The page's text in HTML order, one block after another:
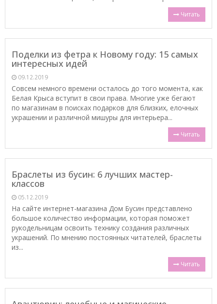
Читать
Поделки из фетра к Новому году: 15 самых
интересных идей
09.12.2019
Совсем немного времени осталось до того момента, как
Белая Крыса вступит в свои права. Многие уже бегают
по магазинам в поисках подарков для близких, елочных
украшении и различной мишуры для интерьера...
Читать
Браслеты из бусин: 6 лучших мастер-
классов
05.12.2019
На сайте интернет-магазина Дом Бусин представлено
большое количество информации, которая поможет
рукодельницам освоить технику создания различных
украшений. По мнению постоянных читателей, браслеты
из...
Читать